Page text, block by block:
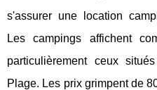
s'assurer une location
Les campings affichent
particulièrement ceux
Plage. Les prix grimpent de